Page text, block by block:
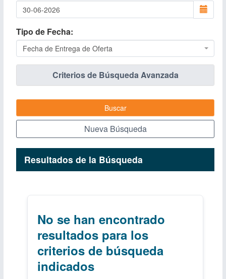
Tipo de Fecha
Fecha de Entrega de Oferta
Criterios de Búsqueda Avanzada
Buscar
Nueva Búsqueda
Resultados de la Búsqueda
No se han encontrado
resultados para los
criterios de búsqueda
indicados